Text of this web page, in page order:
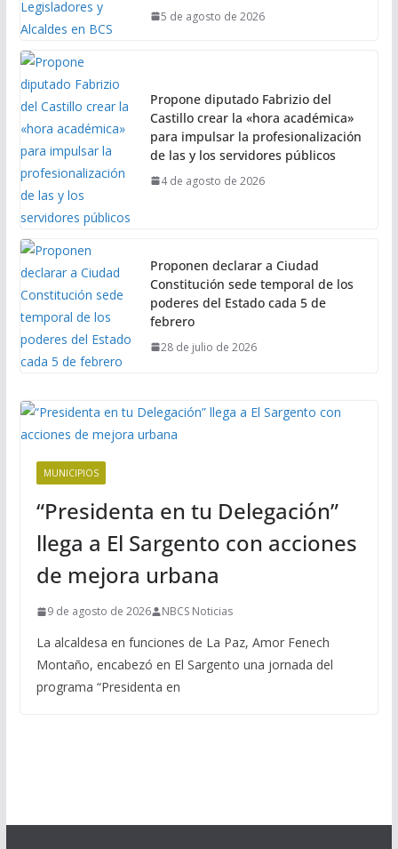
5 de agosto de 2026
Propone diputado Fabrizio del
Castillo crear la «hora académica»
para impulsar la profesionalización
de las y los servidores públicos
4 de agosto de 2026
Proponen declarar a Ciudad
Constitución sede temporal de los
poderes del Estado cada 5 de
febrero
28 de julio de 2026
MUNICIPIOS
“Presidenta en tu Delegación”
llega a El Sargento con acciones
de mejora urbana
9 de agosto de 2026 NBCS Noticias
La alcaldesa en funciones de La Paz, Amor Fenech
Montaño, encabezó en El Sargento una jornada del
programa “Presidenta en